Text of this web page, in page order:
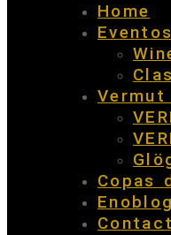
Home
Eventos
Vermut
Copas
Enoblog